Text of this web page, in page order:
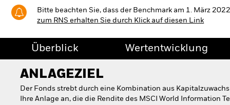
Bitte beachten Sie, dass der Benchmark am 1. März
zum RNS erhalten Sie durch Klick auf diesen Link
Überblick Wertentwicklung
ANLAGEZIEL
Der Fonds strebt durch eine Kombination aus
Ihre Anlage an, die die Rendite des MSCI World Information